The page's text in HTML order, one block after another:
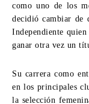
como uno de los
decidió cambiar de
Independiente
ganar otra vez un
Su carrera como
en los principales
la selección